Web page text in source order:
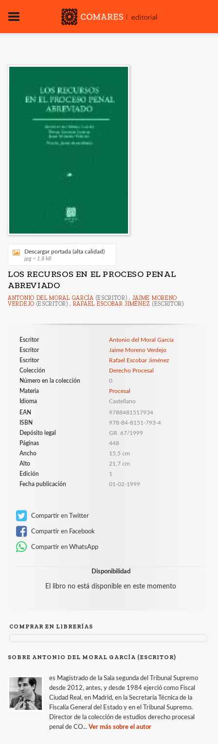
Descargar portada (alta calidad)
jpg ~ 1.8 kB
LOS RECURSOS EN EL PROCESO PENAL
ABREVIADO
ANTONIO DEL MORAL GARCÍA (ESCRITOR) , JAIME MORENO
VERDEJO (ESCRITOR) , RAFAEL ESCOBAR JIMÉNEZ (ESCRITOR)
Escritor
Antonio del Moral García
Escritor
Jaime Moreno Verdejo
Escritor
Rafael Escobar Jiménez
Colección
Derecho Procesal
Número en la colección
0
Materia
Procesal
Idioma
Castellano
EAN
9788481517934
ISBN
978-84-8151-793-4
Depósito legal
GR. 67/1999
Páginas
448
Ancho
15,5 cm
Alto
21,7 cm
Edición
1
Fecha publicación
01-02-1999
Compartir en Twitter
Compartir en Facebook
Compartir en WhatsApp
Disponibilidad
El libro no está disponible en este momento
COMPRAR EN LIBRERÍAS
SOBRE ANTONIO DEL MORAL GARCÍA (ESCRITOR)
es Magistrado de la Sala segunda del Tribunal Supremo
desde 2012, antes, y desde 1984 ejerció como Fiscal
Ciudad Real, en Madrid, en la Secretaría Técnica de la
Fiscalía General del Estado y en el Tribunal Supremo.
Director de la colección de estudios derecho procesal
penal de CO... Ver más sobre el autor